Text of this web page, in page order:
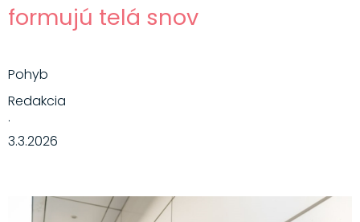
formujú telá snov
Pohyb
Redakcia
·
3.3.2026